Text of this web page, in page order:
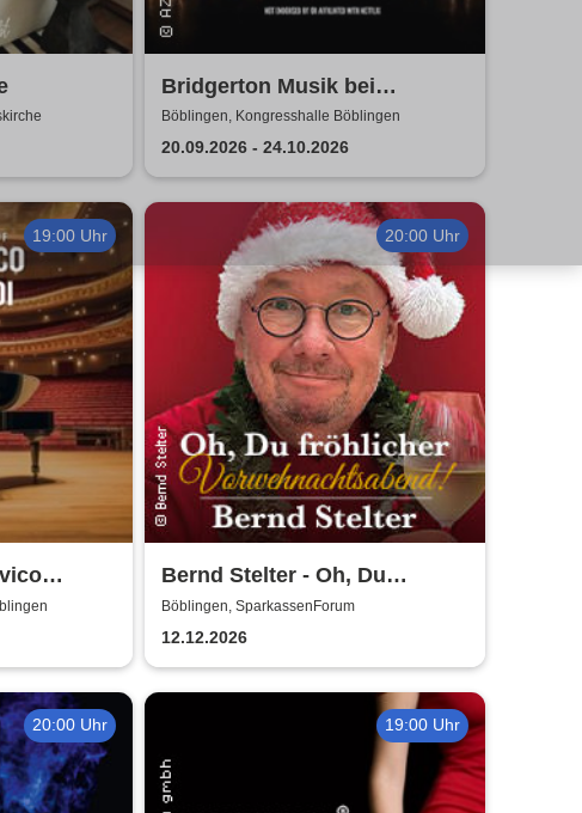
Bridgerton Musik bei
Kerzenschein
Böblingen, Kongresshalle Böblingen
20.09.2026 - 24.10.2026
19:00 Uhr 20:00 Uhr
Bernd Stelter - Oh, Du
fröhlicher
Vorweihnachtsabend! 2026
Böblingen, SparkassenForum
12.12.2026
20:00 Uhr 19:00 Uhr